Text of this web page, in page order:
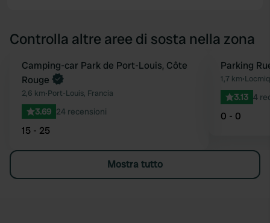
Controlla altre aree di sosta nella zona
Preferito
Camping-car Park de Port-Louis, Côte
Rouge
2,6 km•Port-Louis, Francia
3.69 24 recensioni
15 - 25
Parking
1,7 km•
3.13 4
0 - 0
Mostra tutto